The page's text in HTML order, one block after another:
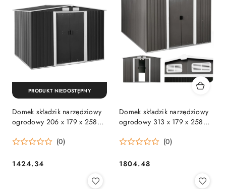
Domek składzik narzędziowy
ogrodowy 206 x 179 x 258
(0)
Cena:
1424.34
PRODUKT NIEDOSTĘPNY
Domek składzik narzędziowy
ogrodowy 313 x 179 x 258
(0)
Cena:
1804.48